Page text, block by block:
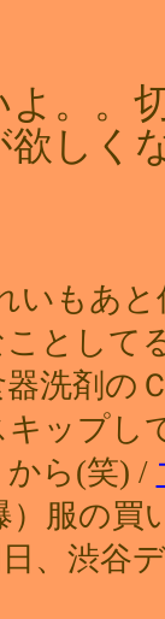
。。
欲しく
もあと
として
洗剤の
キップし
ら(笑) /
）服の買
、渋谷